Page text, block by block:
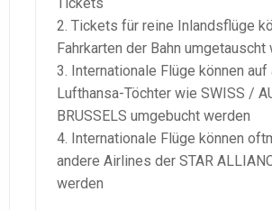
Tickets für reine Inlandsflüge
Fahrkarten der Bahn umgetauscht
Internationale Flüge können auf
Lufthansa-Töchter wie SWISS /
BRUSSELS umgebucht werden
Internationale Flüge können
andere Airlines der STAR
werden